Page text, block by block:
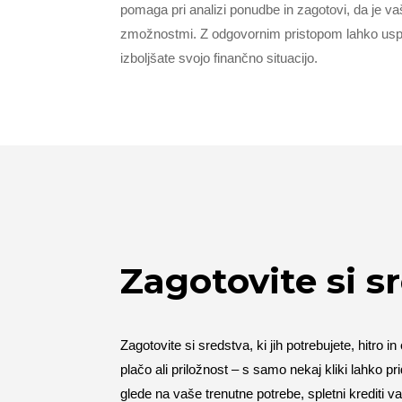
pomaga pri analizi ponudbe in zagotovi, da je
zmožnostmi. Z odgovornim pristopom lahko
izboljšate svojo finančno situacijo.
Zagotovite si
Zagotovite si sredstva, ki jih potrebujete, hitro
plačo ali priložnost – s samo nekaj kliki lahko
glede na vaše trenutne potrebe, spletni krediti